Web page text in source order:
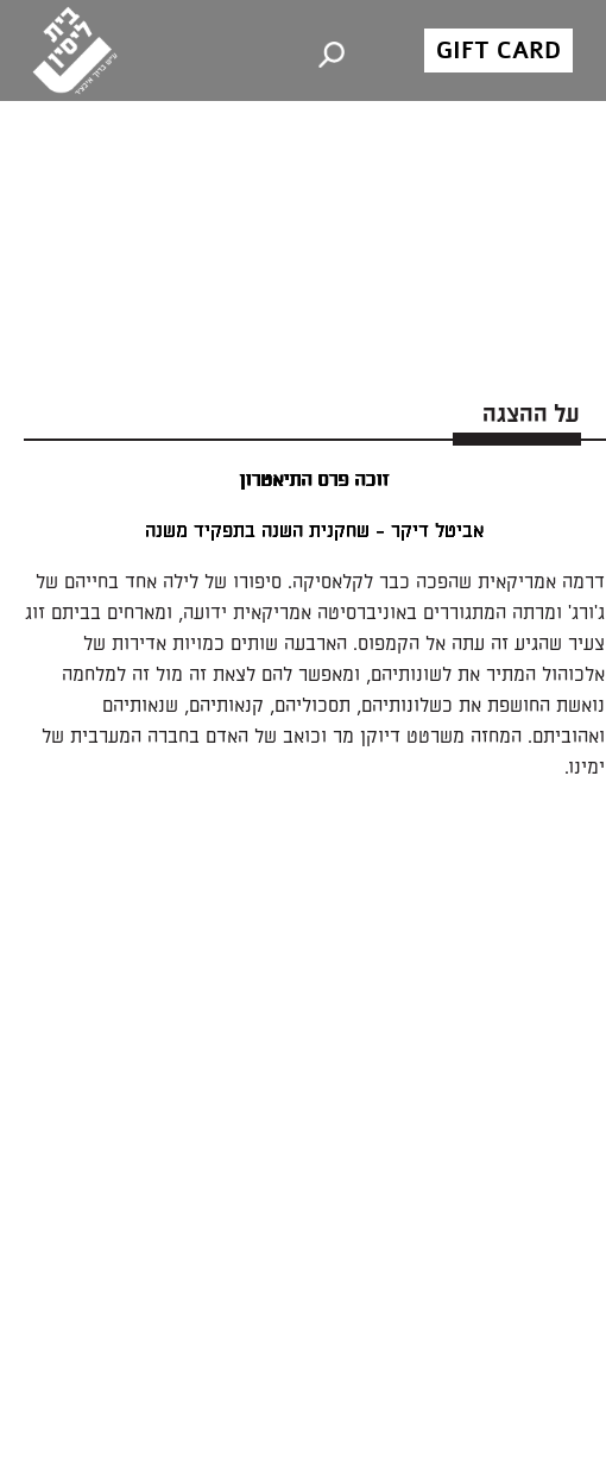
GIFT CARD
על ההצגה
זוכה פרס התיאטרון
אביטל דיקר - שחקנית השנה בתפקיד משנה
דרמה אמריקאית שהפכה כבר לקלאסיקה. סיפורו של לילה אחד בחייהם של
ג'ורג' ומרתה המתגוררים באוניברסיטה אמריקאית ידועה, ומארחים בביתם זוג
צעיר שהגיע זה עתה אל הקמפוס. הארבעה שותים כמויות אדירות של
אלכוהול המתיר את לשונותיהם, ומאפשר להם לצאת זה מול זה למלחמה
נואשת החושפת את כשלונותיהם, תסכוליהם, קנאותיהם, שנאותיהם
ואהוביתם. המחזה משרטט דיוקן מר וכואב של האדם בחברה המערבית של
ימינו.